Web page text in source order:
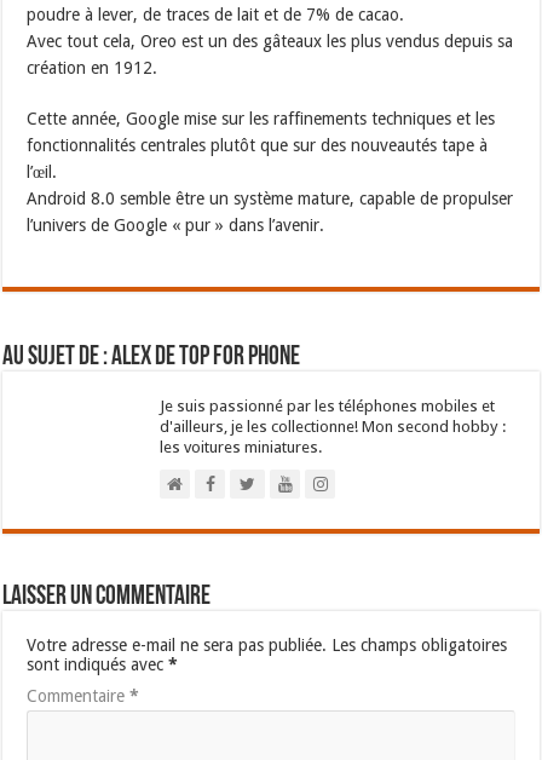
poudre à lever, de traces de lait et de 7% de cacao.
Avec tout cela, Oreo est un des gâteaux les plus vendus depuis sa
création en 1912.
Cette année, Google mise sur les raffinements techniques et les
fonctionnalités centrales plutôt que sur des nouveautés tape à
l’œil.
Android 8.0 semble être un système mature, capable de propulser
l’univers de Google « pur » dans l’avenir.
Au sujet de : Alex de Top For Phone
Je suis passionné par les téléphones mobiles et
d'ailleurs, je les collectionne! Mon second hobby :
les voitures miniatures.
Laisser un commentaire
Votre adresse e-mail ne sera pas publiée. Les champs obligatoires
sont indiqués avec*
Commentaire*